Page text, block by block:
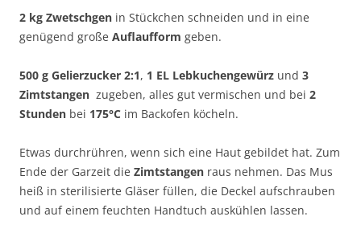
2 kg Zwetschgen in Stückchen schneiden und in eine
genügend große Auflaufform geben.
500 g Gelierzucker 2:1, 1 EL Lebkuchengewürz und 3
Zimtstangen zugeben, alles gut vermischen und bei 2
Stunden bei 175°C im Backofen köcheln.
Etwas durchrühren, wenn sich eine Haut gebildet hat. Zum
Ende der Garzeit die Zimtstangen raus nehmen. Das Mus
heiß in sterilisierte Gläser füllen, die Deckel aufschrauben
und auf einem feuchten Handtuch auskühlen lassen.